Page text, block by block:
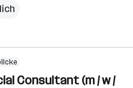
Consultant (m / w /